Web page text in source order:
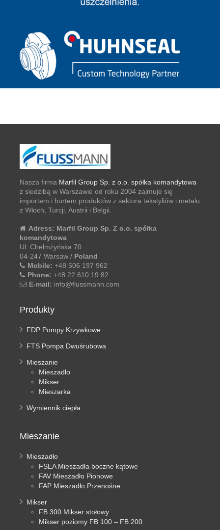
Nasza firma Marfil Group Sp. z o.o. spółka komandytowa
z siedzibą w Warszawie od roku 2004 zajmuje się
importem i hurtem produktów z sektora tekstyliów i metalu
z Włoch, Turcji, Austrii i Belgii.
Adress: Marfil Group Sp. Z o.o. spółka
komandytowa
Ul. Chełmżyńska 70
04-247 Warsaw / Poland
Mobile: +48 506 197 962
Phone: +48 22 610 19 82
E-mail: info@flussmann.com
Produkty
FDP Pompy Krzywkowe
FTS Pompa Dwuśrubowa
Mieszanie
Mieszadło
Mikser
Mieszarka
Wymiennik ciepła
Mieszanie
Mieszadło
FSEA Mieszadła boczne kątowe
FAV Mieszadło Pionowe
FAP Mieszadło Przenośne
Mikser
FB 300 Mikser stołowy
Mikser poziomy FB 100 – FB 200